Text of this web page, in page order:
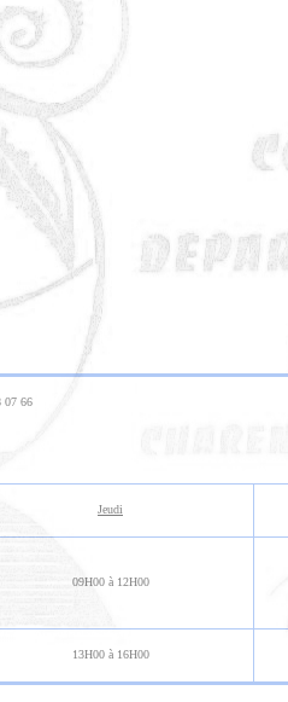
07 66
Jeudi
09H00 à 12H00
13H00 à 16H00